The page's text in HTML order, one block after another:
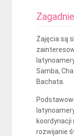
Zajęcia są
Samba,
Bachata.
rozwijanie